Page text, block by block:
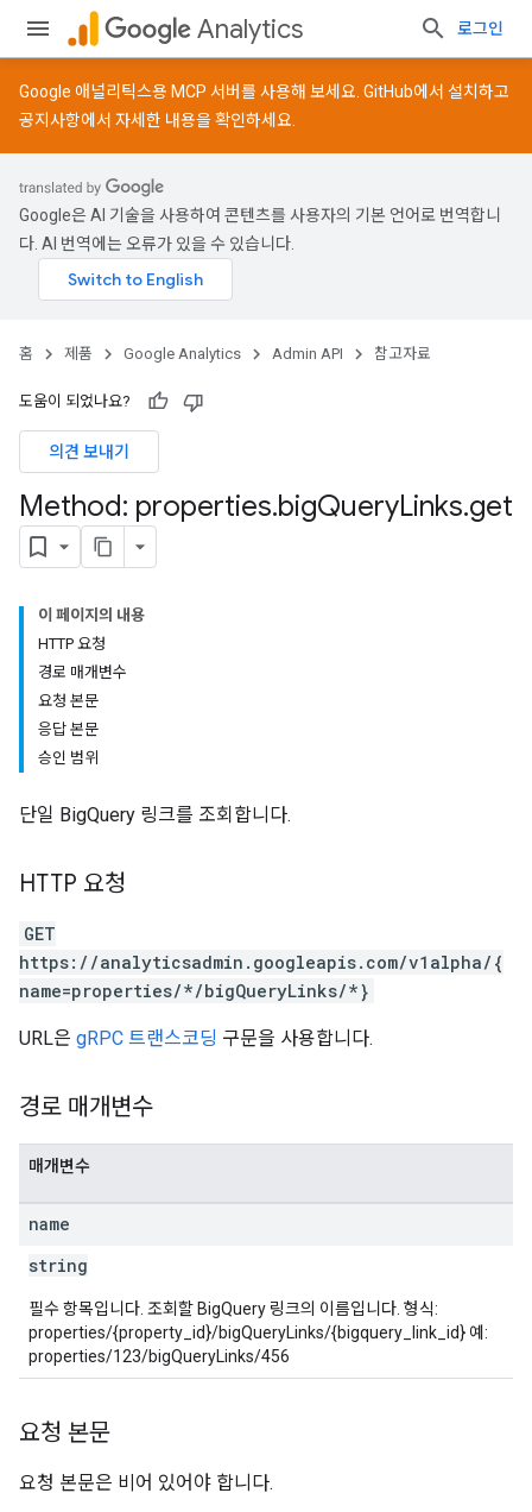
Analytics 로그인
Google 애널리틱스용 MCP 서버를 사용해 보세요. GitHub에서 설치하고
공지사항에서 자세한 내용을 확인하세요.
Google은 AI 기술을 사용하여 콘텐츠를 사용자의 기본 언어로 번역합니
다. AI 번역에는 오류가 있을 수 있습니다.
홈 제품 Google Analytics Admin API 참고자료
도움이 되었나요?
의견 보내기
Method: properties.bigQueryLinks.get
이 페이지의 내용
HTTP 요청
경로 매개변수
요청 본문
응답 본문
승인 범위
단일 BigQuery 링크를 조회합니다.
HTTP 요청
GET
https://analyticsadmin.googleapis.com/v1alpha/{
name=properties/*/bigQueryLinks/*}
URL은 gRPC 트랜스코딩 구문을 사용합니다.
경로 매개변수
매개변수
name
string
필수 항목입니다. 조회할 BigQuery 링크의 이름입니다. 형식:
properties/{property_id}/bigQueryLinks/{bigquery_link_id} 예:
properties/123/bigQueryLinks/456
요청 본문
요청 본문은 비어 있어야 합니다.